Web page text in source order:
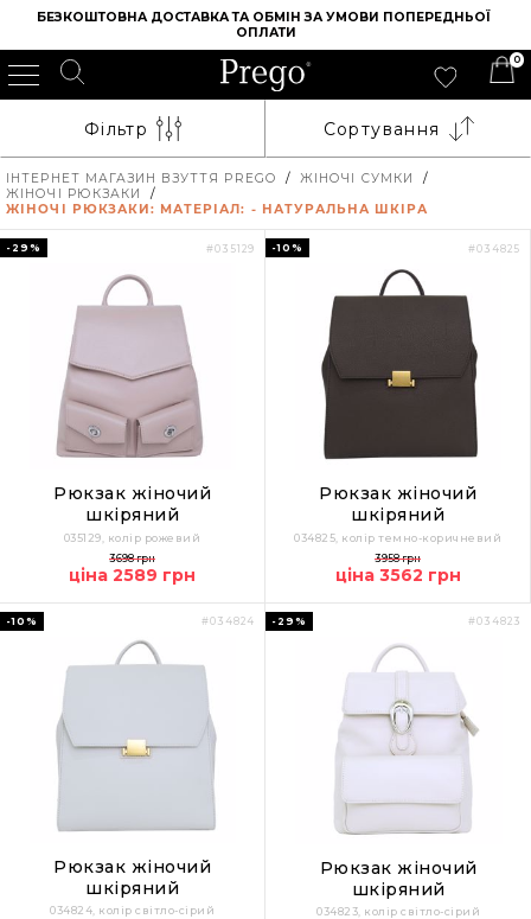
БЕЗКОШТОВНА ДОСТАВКА ТА ОБМІН ЗА УМОВИ ПОПЕРЕДНЬОЇ
ОПЛАТИ
0
Фільтр Сортування
ІНТЕРНЕТ МАГАЗИН ВЗУТТЯ PREGO / ЖІНОЧІ СУМКИ
/
ЖІНОЧІ РЮКЗАКИ
/
ЖІНОЧІ РЮКЗАКИ: МАТЕРІАЛ: - НАТУРАЛЬНА ШКІРА
#035129
-29%
Рюкзак жіночий
шкіряний
035129, колір рожевий
3698 грн
ціна 2589 грн
#034825
-10%
Рюкзак жіночий
шкіряний
034825, колір темно-коричневий
3958 грн
ціна 3562 грн
#034824
-10%
Рюкзак жіночий
шкіряний
034824, колір світло-сірий
#034823
-29%
Рюкзак жіночий
шкіряний
034823, колір світло-сірий